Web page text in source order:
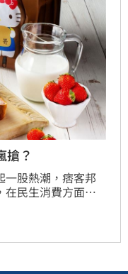
？
一股熱潮，痞客邦
在民生消費方面，